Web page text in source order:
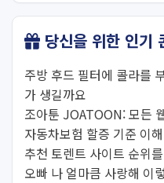
당신을 위한 인기
주방 후드 필터에 콜라를
가 생길까요
조아툰 JOATOON: 모든
자동차보험 할증 기준 이
추천 토렌트 사이트 순위
오빠 나 얼마큼 사랑해 이